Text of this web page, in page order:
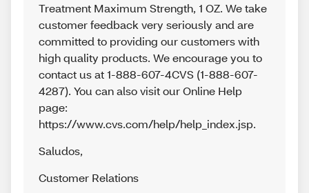
Treatment Maximum Strength, 1 OZ. We take
customer feedback very seriously and are
committed to providing our customers with
high quality products. We encourage you to
contact us at 1-888-607-4CVS (1-888-607-
4287). You can also visit our Online Help
page:
https://www.cvs.com/help/help_index.jsp.
Saludos,
Customer Relations